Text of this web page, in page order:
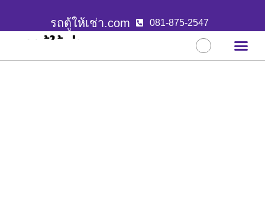
รถตู้ให้เช่า.com 081-875-2547